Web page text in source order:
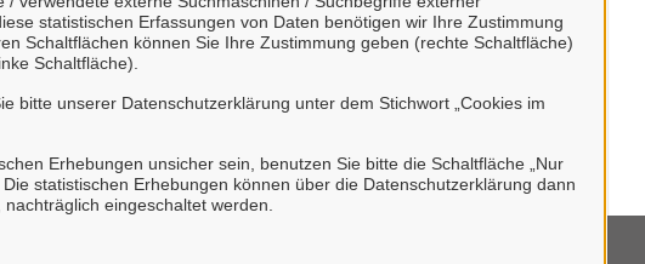
statistischen Erfassungen von Daten benötigen wir Ihre Zustimmung
Schaltflächen können Sie Ihre Zustimmung geben (rechte Schaltfläche)
Schaltfläche).
bitte unserer Datenschutzerklärung unter dem Stichwort „Cookies im
Erhebungen unsicher sein, benutzen Sie bitte die Schaltfläche „Nur
statistischen Erhebungen können über die Datenschutzerklärung dann
eingeschaltet werden.